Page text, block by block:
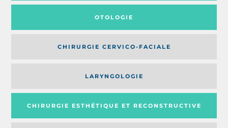
OTOLOGIE
CHIRURGIE CERVICO-FACIALE
LARYNGOLOGIE
CHIRURGIE ESTHÉTIQUE ET RECONSTRUCTIVE